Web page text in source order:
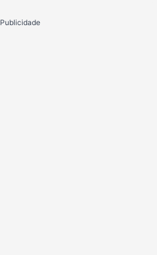
Publicidade